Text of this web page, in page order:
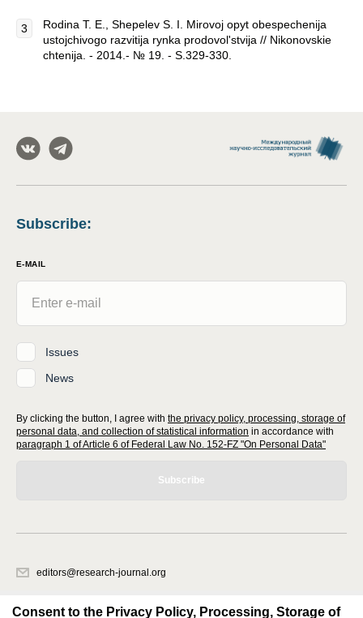
Rodina T. E., Shepelev S. I. Mirovoj opyt obespechenija
ustojchivogo razvitija rynka prodovol'stvija // Nikonovskie
chtenija. - 2014.- № 19. - S.329-330.
Subscribe:
E-MAIL
Issues
News
By clicking the button, I agree with the privacy policy, processing, storage of
personal data, and collection of statistical information in accordance with
paragraph 1 of Article 6 of Federal Law No. 152-FZ "On Personal Data"
Subscribe
editors@research-journal.org
office 1
Consent to the Privacy Policy, Processing, Storage of